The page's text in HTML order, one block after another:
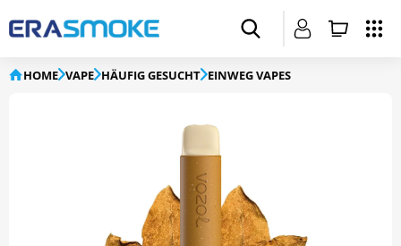
HOME VAPE HÄUFIG GESUCHT EINWEG VAPES